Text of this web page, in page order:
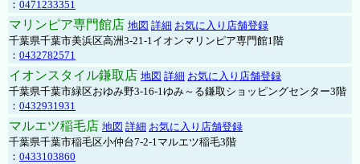
： 0471233351
マリンピア専門館店 地図 詳細 お気に入り店舗登録
千葉県千葉市美浜区高洲3-21-1イオンマリンピア専門館1階
： 0432782571
イオンスタイル鎌取店 地図 詳細 お気に入り店舗登録
千葉県千葉市緑区おゆみ野3-16-1ゆみ～る鎌取ショッピングセンター3階
： 0432931931
マルエツ稲毛店 地図 詳細 お気に入り店舗登録
千葉県千葉市稲毛区小仲台7-2-1マルエツ稲毛3階
： 0433103860